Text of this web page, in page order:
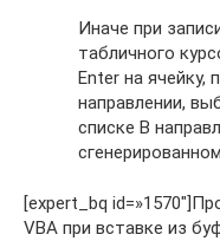
Иначе при
табличного
Enter на ячейку,
направлении,
списке В
[expert_bq
VBA при вставке из